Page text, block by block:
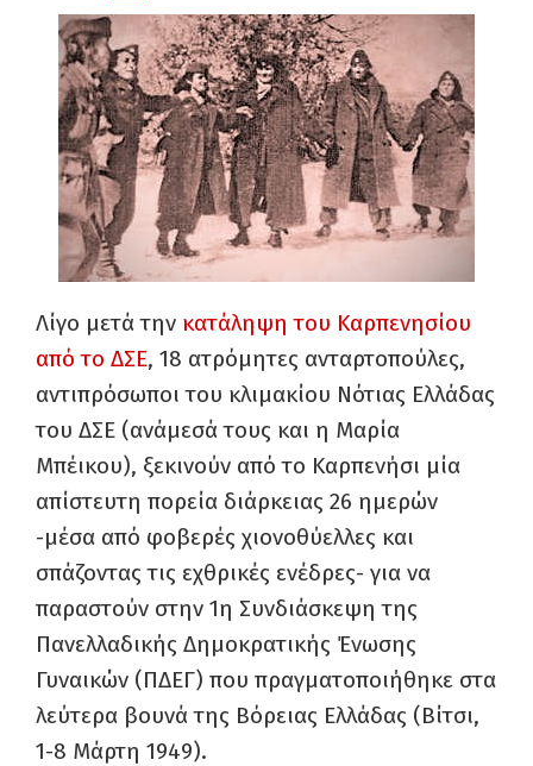
Λίγο μετά την κατάληψη του Καρπενησίου
από το ΔΣΕ, 18 ατρόμητες ανταρτοπούλες,
αντιπρόσωποι του κλιμακίου Νότιας Ελλάδας
του ΔΣΕ (ανάμεσά τους και η Μαρία
Μπέικου), ξεκινούν από το Καρπενήσι μία
απίστευτη πορεία διάρκειας 26 ημερών
-μέσα από φοβερές χιονοθύελλες και
σπάζοντας τις εχθρικές ενέδρες- για να
παραστούν στην 1η Συνδιάσκεψη της
Πανελλαδικής Δημοκρατικής Ένωσης
Γυναικών (ΠΔΕΓ) που πραγματοποιήθηκε στα
λεύτερα βουνά της Βόρειας Ελλάδας (Βίτσι,
1-8 Μάρτη 1949).